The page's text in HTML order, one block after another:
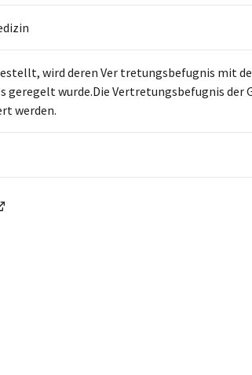
wird deren Ver tretungsbefugnis mit
wurde.Die Vertretungsbefugnis der
werden.